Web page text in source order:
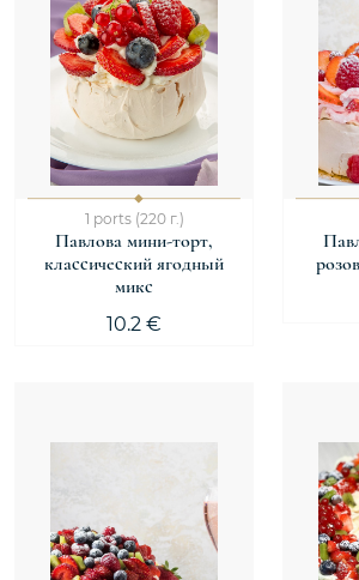
1 ports (220 г.)
Павлова мини-торт,
классический ягодный
микс
10.2 €